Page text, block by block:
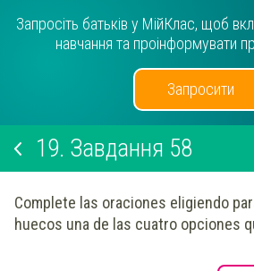
Запросіть батьків у МійКлас, щоб
навчання та проінформувати
Запросити
19. Завдання 58
Complete las oraciones eligiendo
huecos una de las cuatro opciones